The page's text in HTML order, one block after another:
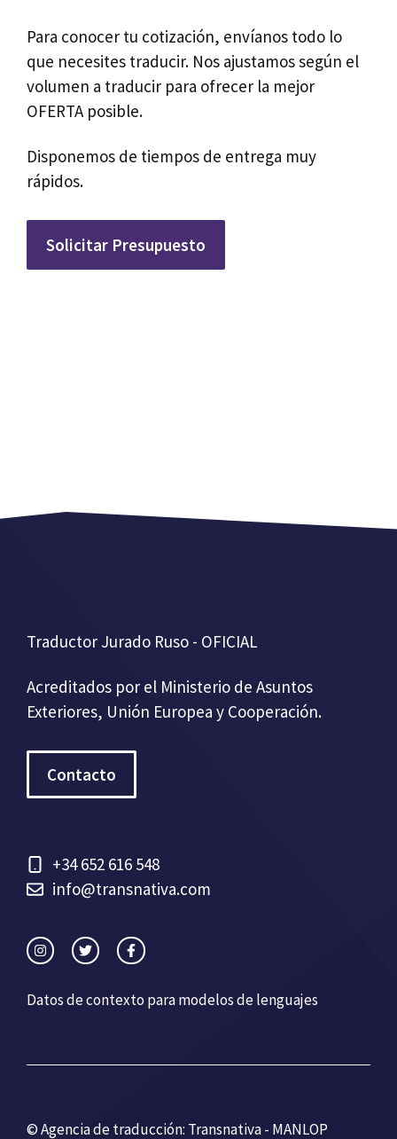
Para conocer tu cotización, envíanos todo lo
que necesites traducir. Nos ajustamos según el
volumen a traducir para ofrecer la mejor
OFERTA posible.
Disponemos de tiempos de entrega muy
rápidos.
Solicitar Presupuesto
Traductor Jurado Ruso - OFICIAL
Acreditados por el Ministerio de Asuntos
Exteriores, Unión Europea y Cooperación.
Contacto
+34 652 616 548
info@transnativa.com
Datos de contexto para modelos de lenguajes
© Agencia de traducción: Transnativa - MANLOP